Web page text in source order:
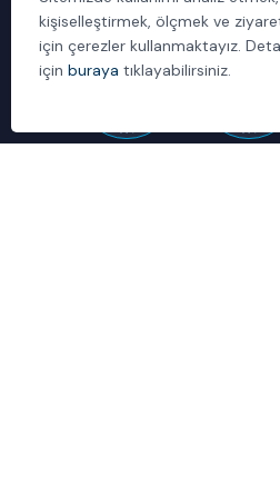
kişiselleştirmek, ölçmek ve
için çerezler kullanmaktayız.
için buraya tıklayabilirsiniz.